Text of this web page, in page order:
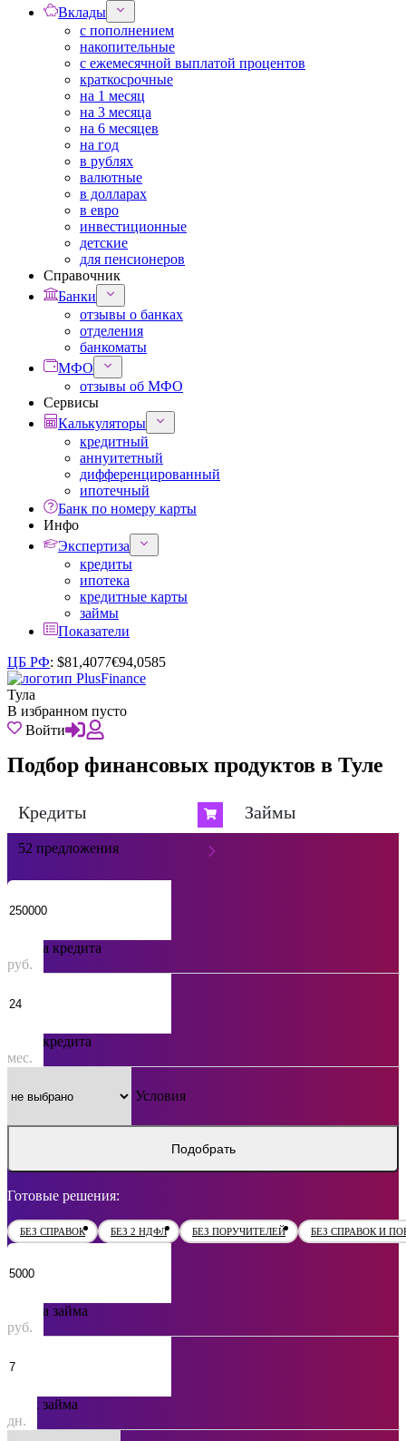
Вклады
с пополнением
накопительные
с ежемесячной выплатой процентов
краткосрочные
на 1 месяц
на 3 месяца
на 6 месяцев
на год
в рублях
валютные
в долларах
в евро
инвестиционные
детские
для пенсионеров
Справочник
Банки
отзывы о банках
отделения
банкоматы
МФО
отзывы об МФО
Сервисы
Калькуляторы
кредитный
аннуитетный
дифференцированный
ипотечный
Банк по номеру карты
Инфо
Экспертиза
кредиты
ипотека
кредитные карты
займы
Показатели
ЦБ РФ: $81,4077€94,0585
Тула
В избранном пусто
Войти
Подбор финансовых продуктов в Туле
Кредиты
52 предложения
Займы
Сумма кредита
руб.
Срок кредита
мес.
Условия
Подобрать
Готовые решения:
БЕЗ СПРАВОК БЕЗ 2 НДФЛ БЕЗ ПОРУЧИТЕЛЕЙ БЕЗ СПРАВОК И
Сумма займа
руб.
Срок займа
дн.